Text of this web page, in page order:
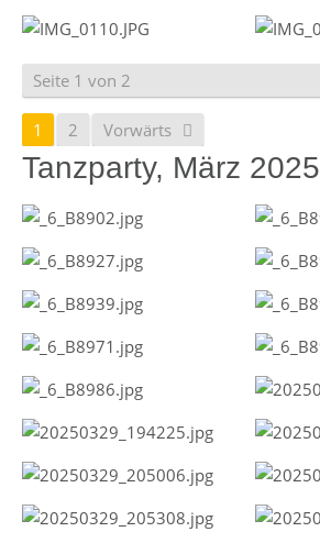
Seite 1 von 2
1 2 Vorwärts
Tanzparty, März 2025